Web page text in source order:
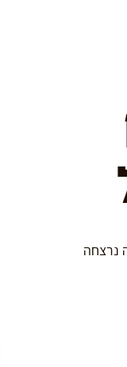
נרצחה